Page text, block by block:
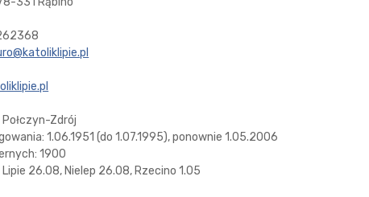
Zdrój
1.06.1951 (do 1.07.1995), ponownie 1.05.2006
1900
26.08, Nielep 26.08, Rzecino 1.05